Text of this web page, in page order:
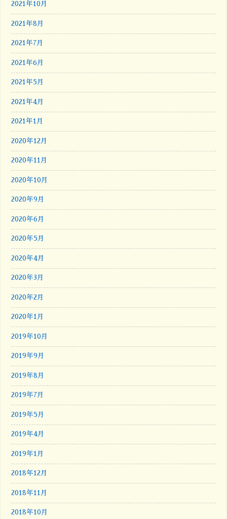
2021年10月
2021年8月
2021年7月
2021年6月
2021年5月
2021年4月
2021年1月
2020年12月
2020年11月
2020年10月
2020年9月
2020年6月
2020年5月
2020年4月
2020年3月
2020年2月
2020年1月
2019年10月
2019年9月
2019年8月
2019年7月
2019年5月
2019年4月
2019年1月
2018年12月
2018年11月
2018年10月